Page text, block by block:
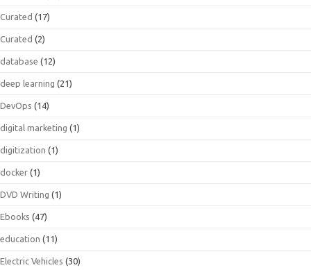
Curated (17)
Curated (2)
database (12)
deep learning (21)
DevOps (14)
digital marketing (1)
digitization (1)
docker (1)
DVD Writing (1)
Ebooks (47)
education (11)
Electric Vehicles (30)